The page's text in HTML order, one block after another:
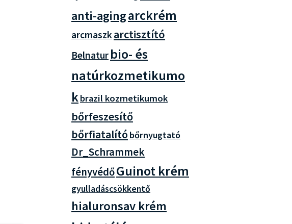
anti-agingarckrém
arcmaszkarctisztító
Belnatur bio- és
natúrkozmetikumo
kbrazil kozmetikumok
bőrfeszesítő
bőrfiatalító bőrnyugtató
Dr_Schrammek
fényvédőGuinot krém
gyulladáscsökkentő
hialuronsav krém